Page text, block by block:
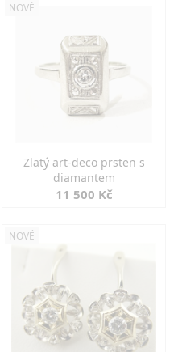
NOVÉ
Zlatý art-deco prsten s
diamantem
11 500 Kč
NOVÉ